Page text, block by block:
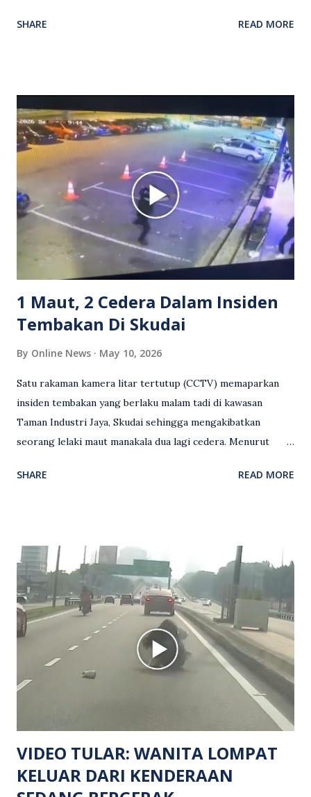
antara seorang lelaki warga asing dengan pemandu Grab
Grab bertindak mempertahankan wanita terbabit sebelum
berlaku pertikaman lidah antara kedua-dua pihak. Video
berkenaan kini tular di media sosial dan mendapat pelbagai
reaksi orang ramai. Antara komen orang awam yang tular di
media sosial mengenai insiden tersebut ialah ramai yang
meluahkan rasa marah terhadap tindakan lelaki berkenaan
serta memuji pemandu Grab kerana campur tangan.
Sebahagian netizen turut meminta pihak berkuasa
mengambil tindakan tegas, manakala ada yang bersimpati
terhadap wanita dipercayai menjadi mangs...
SHARE READ MORE
1 Maut, 2 Cedera Dalam Insiden
Tembakan Di Skudai
By Online News May 10, 2026
Satu rakaman kamera litar tertutup (CCTV) memaparkan
insiden tembakan yang berlaku malam tadi di kawasan
Taman Industri Jaya, Skudai sehingga mengakibatkan
seorang lelaki maut manakala dua lagi cedera. Menurut
kejadian berlaku sekitar jam 11 malam dan pihak polis
hiburan di kawasan berkenaan. Seorang mangsa disahkan
meninggal dunia di lokasi kejadian akibat terkena tembakan,
manakala seorang lagi mangsa mengalami kecederaan.
Turut dipercayai terdapat seorang lagi individu cedera
namun identitinya masih belum dikenal pasti selepas dibawa
keluar dari lokasi oleh kenalannya. Polis kini sedang giat
mengesan dua suspek yang masih bebas bagi membantu
siasatan lanjut. Kes disiasat mengikut Seksyen 302 Kanun
Keseksaan kerana membunuh. Orang ramai yang mempunyai
maklumat diminta t...
SHARE READ MORE
VIDEO TULAR: WANITA LOMPAT
KELUAR DARI KENDERAAN